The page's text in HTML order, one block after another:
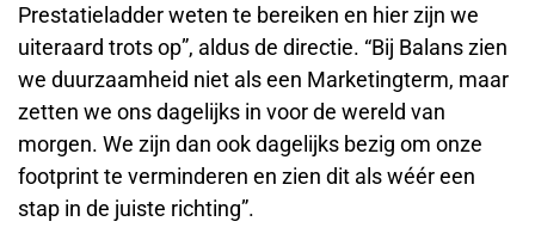
Prestatieladder weten te bereiken en hier zijn we
uiteraard trots op”, aldus de directie. “Bij Balans zien
we duurzaamheid niet als een Marketingterm, maar
zetten we ons dagelijks in voor de wereld van
morgen. We zijn dan ook dagelijks bezig om onze
footprint te verminderen en zien dit als wéér een
stap in de juiste richting”.